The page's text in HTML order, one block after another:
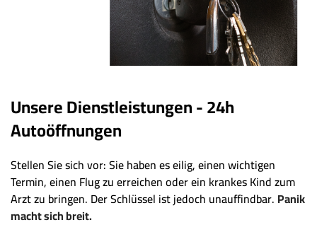
Unsere Dienstleistungen - 24h
Autoöffnungen
Stellen Sie sich vor: Sie haben es eilig, einen wichtigen
Termin, einen Flug zu erreichen oder ein krankes Kind zum
Arzt zu bringen. Der Schlüssel ist jedoch unauffindbar. Panik
macht sich breit.